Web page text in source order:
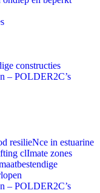
constructies
– POLDER2C’s
resilieNce in estuarine
clImate zones
– POLDER2C’s